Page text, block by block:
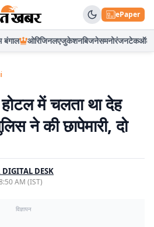
ePaper
बंगाल ओरिजिनलएजुकेशनबिजनेसमनोरंजनटेकऑटो
में चलता था देह
ने की छापेमारी, दो
DESK
AM (IST)
विज्ञापन